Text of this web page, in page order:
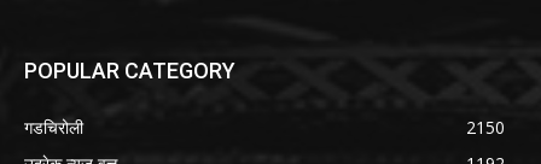
POPULAR CATEGORY
गडचिरोली
2150